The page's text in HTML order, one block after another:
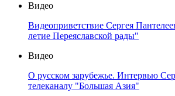
Видео
Видеоприветствие Сергея
летие Переяславской рады"
Видео
О русском зарубежье. Интервью
телеканалу "Большая Азия"